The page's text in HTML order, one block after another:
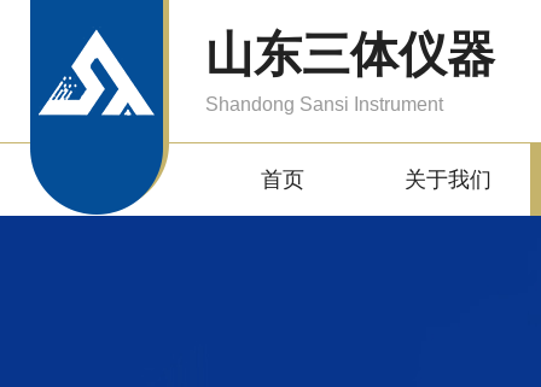
山东三体仪器
Shandong Sansi Instrument
首页 关于我们